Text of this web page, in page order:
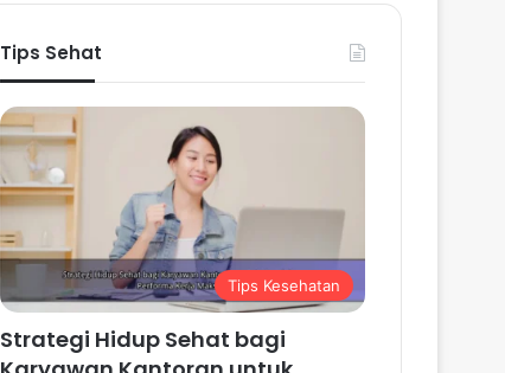
Tips Sehat
Tips Kesehatan
Strategi Hidup Sehat bagi